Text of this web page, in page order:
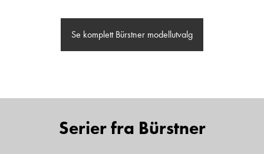
Serviceleder/kundemottak
Vis epost
Se komplett Bürstner modellutvalg
Serier fra Bürstner